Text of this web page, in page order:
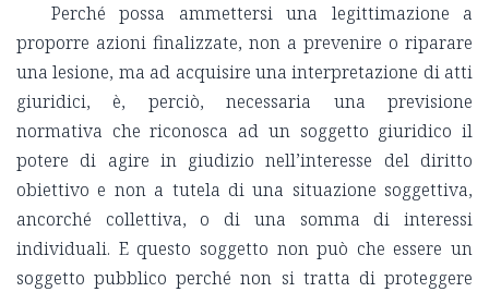
Perché possa ammettersi una legittimazione a
proporre azioni finalizzate, non a prevenire o riparare
una lesione, ma ad acquisire una interpretazione di atti
giuridici, è, perciò, necessaria una previsione
normativa che riconosca ad un soggetto giuridico il
potere di agire in giudizio nell’interesse del diritto
obiettivo e non a tutela di una situazione soggettiva,
ancorché collettiva, o di una somma di interessi
individuali. E questo soggetto non può che essere un
soggetto pubblico perché non si tratta di proteggere